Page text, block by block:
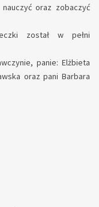
oraz zobaczyć
został w pełni
panie: Elżbieta
oraz pani Barbara